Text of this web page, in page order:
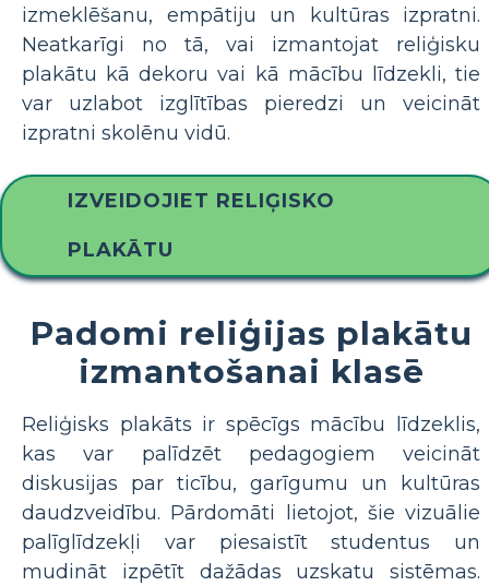
izmeklēšanu, empātiju un kultūras izpratni.
Neatkarīgi no tā, vai izmantojat reliģisku
plakātu kā dekoru vai kā mācību līdzekli, tie
var uzlabot izglītības pieredzi un veicināt
izpratni skolēnu vidū.
IZVEIDOJIET RELIĢISKO
PLAKĀTU
Padomi reliģijas plakātu
izmantošanai klasē
Reliģisks plakāts ir spēcīgs mācību līdzeklis,
kas var palīdzēt pedagogiem veicināt
diskusijas par ticību, garīgumu un kultūras
daudzveidību. Pārdomāti lietojot, šie vizuālie
palīglīdzekļi var piesaistīt studentus un
mudināt izpētīt dažādas uzskatu sistēmas.